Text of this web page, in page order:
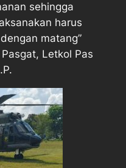
sehingga
harus
matang”
Letkol Pas